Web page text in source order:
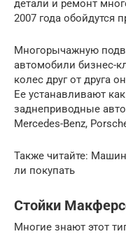
детали и ремонт
2007 года обойдутся
Многорычажную
автомобили бизнес-
колес друг от друга
Ее устанавливают
заднеприводные
Mercedes-Benz,
Также читайте:
ли покупать
Стойки
Многие знают этот